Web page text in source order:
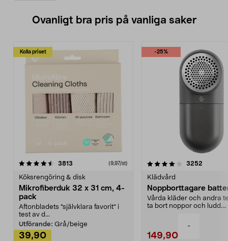
-
Ovanligt bra pris på vanliga saker
Kolla priset
3813 (9,97/st)
Köksrengöring & disk
Mikrofiberduk 32 x 31 cm, 4-
pack
Aftonbladets "självklara favorit” i
test av d...
Utförande: Grå/beige
39,90
-25%
4.0av 5 stjärnor 3252
Klädvård
Noppborttagare
Vårda kläder och andra
ta bort noppor och ludd.
149,90
4.5av 5 stjärnor